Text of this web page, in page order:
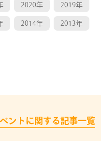
2020年 2019年
2014年 2013年
ントに関する記事一覧